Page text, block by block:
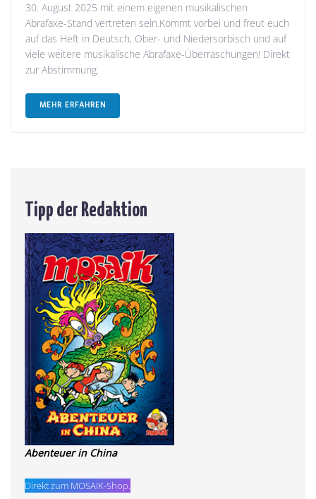
30. August 2025 mit einem eigenen musikalischen
Abrafaxe-Stand vertreten sein.Kommt vorbei und freut euch
auf das Heft in Deutsch, Ober- und Niedersorbisch und auf
viele weitere musikalische Abrafaxe-Überraschungen! Direkt
zur Abstimmung.
MEHR ERFAHREN
Tipp der Redaktion
Abenteuer in China
Direkt zum MOSAIK-Shop.